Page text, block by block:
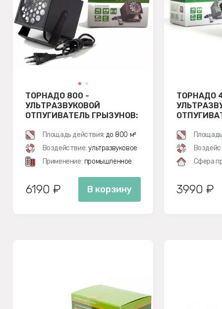
ТОРНАДО 800 -
УЛЬТРАЗВУКОВОЙ
ОТПУГИВАТЕЛЬ ГРЫЗУНОВ:
Площадь действия: до 800 м²
Воздействие: ультразвуковое
Применение: промышленное
6190 ₽ В корзину
ТОРНАДО
Сфера
3990 ₽